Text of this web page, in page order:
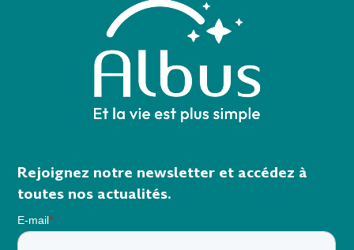
Rejoignez notre newsletter et accédez à
toutes nos actualités.